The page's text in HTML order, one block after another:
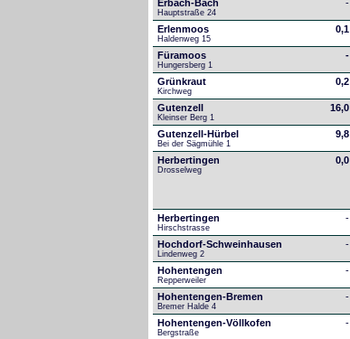
Erbach-Bach
Hauptstraße 24
-
Erlenmoos
Haldenweg 15
0,1
Füramoos
Hungersberg 1
-
Grünkraut
Kirchweg
0,2
Gutenzell
Kleinser Berg 1
16,0
Gutenzell-Hürbel
Bei der Sägmühle 1
9,8
Herbertingen
Drosselweg
0,0
Herbertingen
Hirschstrasse
-
Hochdorf-Schweinhausen
Lindenweg 2
-
Hohentengen
Repperweiler
-
Hohentengen-Bremen
Bremer Halde 4
-
Hohentengen-Völlkofen
Bergstraße
-